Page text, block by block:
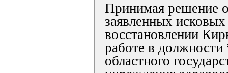
Принимая решение
заявленных
восстановлении
работе в
областного